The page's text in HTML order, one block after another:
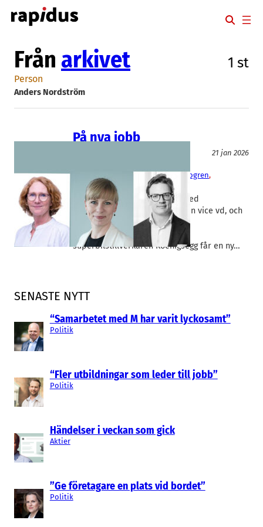
Hoppa
till
SENASTE NYTT
“Samarbetet med M har varit lyckosamt”
Politik
“Fler utbildningar som leder till jobb”
Politik
Händelser i veckan som gick
Aktier
”Ge företagare en plats vid bordet”
Politik
Från arkivet 1 st
Person
Anders Nordström
På nya jobb
21 jan 2026
Julie Waras Brogren
Rosmarie Söderbom
Life science-bolaget Ascelia med
huvudkontor i Malmö tappar sin vice vd, och
fastighetsjätten Doxa får en ny
transaktionschef. Den svenska
superbilstillverkaren Koenigsegg får en ny…